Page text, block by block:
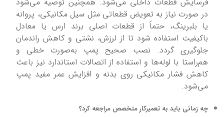
در صورت نیاز به تعویض قطعاتی مثل سیل مکانیکی، پروانه
یا بلبرینگ، حتماً از قطعات اصلی برند ارس یا معادل
باکیفیت استفاده شود تا از لرزش، نشتی و کاهش راندمان
جلوگیری گردد. نصب صحیح پمپ به‌صورت خطی و
هم‌راستا با لوله‌ها و استفاده از اتصالات استاندارد نیز باعث
کاهش فشار مکانیکی روی بدنه و افزایش عمر مفید پمپ
می‌شود.
چه زمانی باید به تعمیرکار متخصص مراجعه کرد؟